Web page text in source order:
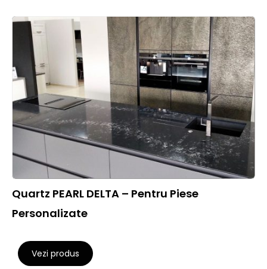
Quartz PEARL DELTA – Pentru Piese
Personalizate
Vezi produs